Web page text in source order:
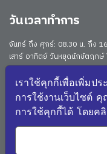
วันเวลาทำการ
จันทร์ ถึง ศุกร์: 08.30 น. ถึง
เสาร์ อาทิตย์ วันหยุดนักขัตฤกษ์
Work From Anywhere
ดูประกาศนโยบาย
จำนวนผู้เยี่ยมชม: 174648
จำนวนผู้เยี่ยมชม (วันนี้): 210
แผนผังเว็บไซต์
เราใช้คุกกี้เพื่อเพิ่ม
การใช้งานเว็บไซต์
การใช้คุกกี้ได้ โดยค